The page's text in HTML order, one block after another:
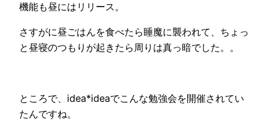
機能も昼にはリリース。
さすがに昼ごはんを食べたら睡魔に襲われて、ちょっ
と昼寝のつもりが起きたら周りは真っ暗でした。。
ところで、idea*ideaでこんな勉強会を開催されてい
たんですね。